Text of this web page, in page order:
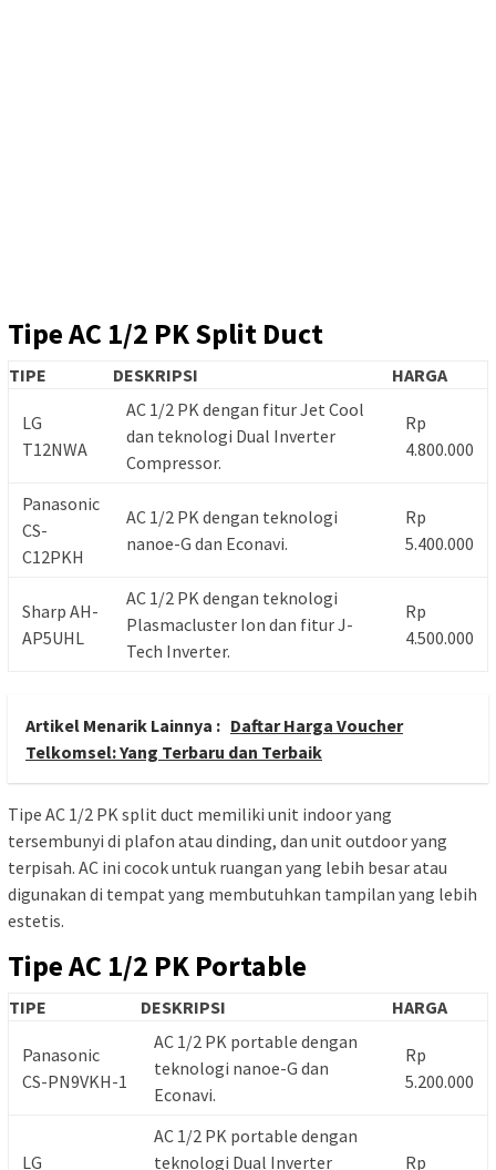
Tipe AC 1/2 PK Split Duct
TIPE DESKRIPSI HARGA
LG
T12NWA
AC 1/2 PK dengan fitur Jet Cool
dan teknologi Dual Inverter
Compressor.
Rp
4.800.000
Panasonic
CS-
C12PKH
AC 1/2 PK dengan teknologi
nanoe-G dan Econavi.
Rp
5.400.000
Sharp AH-
AP5UHL
AC 1/2 PK dengan teknologi
Plasmacluster Ion dan fitur J-
Tech Inverter.
Rp
4.500.000
Artikel Menarik Lainnya : Daftar Harga Voucher
Telkomsel: Yang Terbaru dan Terbaik
Tipe AC 1/2 PK split duct memiliki unit indoor yang
tersembunyi di plafon atau dinding, dan unit outdoor yang
terpisah. AC ini cocok untuk ruangan yang lebih besar atau
digunakan di tempat yang membutuhkan tampilan yang lebih
estetis.
Tipe AC 1/2 PK Portable
TIPE DESKRIPSI HARGA
Panasonic
CS-PN9VKH-1
AC 1/2 PK portable dengan
teknologi nanoe-G dan
Econavi.
Rp
5.200.000
LG
AC 1/2 PK portable dengan
teknologi Dual Inverter
Rp